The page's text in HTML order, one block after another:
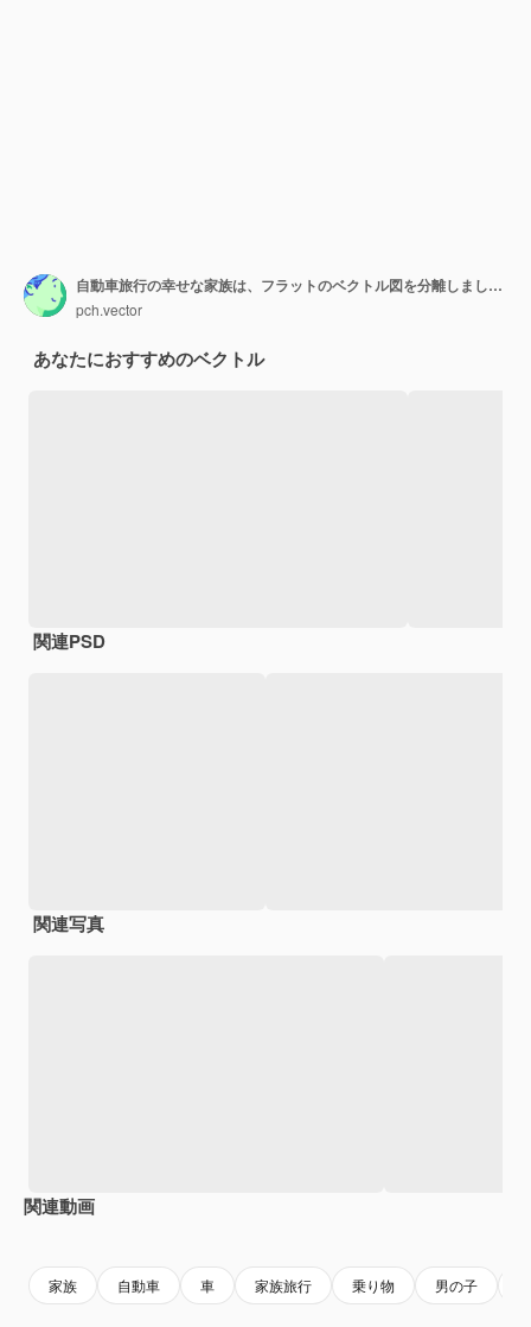
自動車旅行の幸せな家族は、フラットのベクトル図を分離しました。車の中で漫画の父、母、息子および娘の正面図。
pch.vector
あなたにおすすめのベクトル
関連PSD
関連写真
関連動画
家族 自動車 車 家族旅行 乗り物 男の子